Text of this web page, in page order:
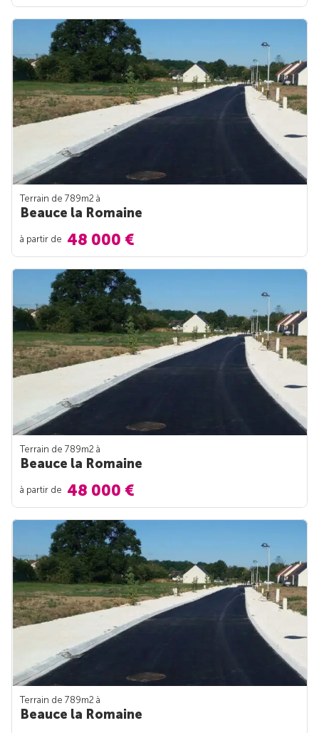
Terrain de 789m2 à
Beauce la Romaine
à partir de 48 000 €
Terrain de 789m2 à
Beauce la Romaine
à partir de 48 000 €
Terrain de 789m2 à
Beauce la Romaine